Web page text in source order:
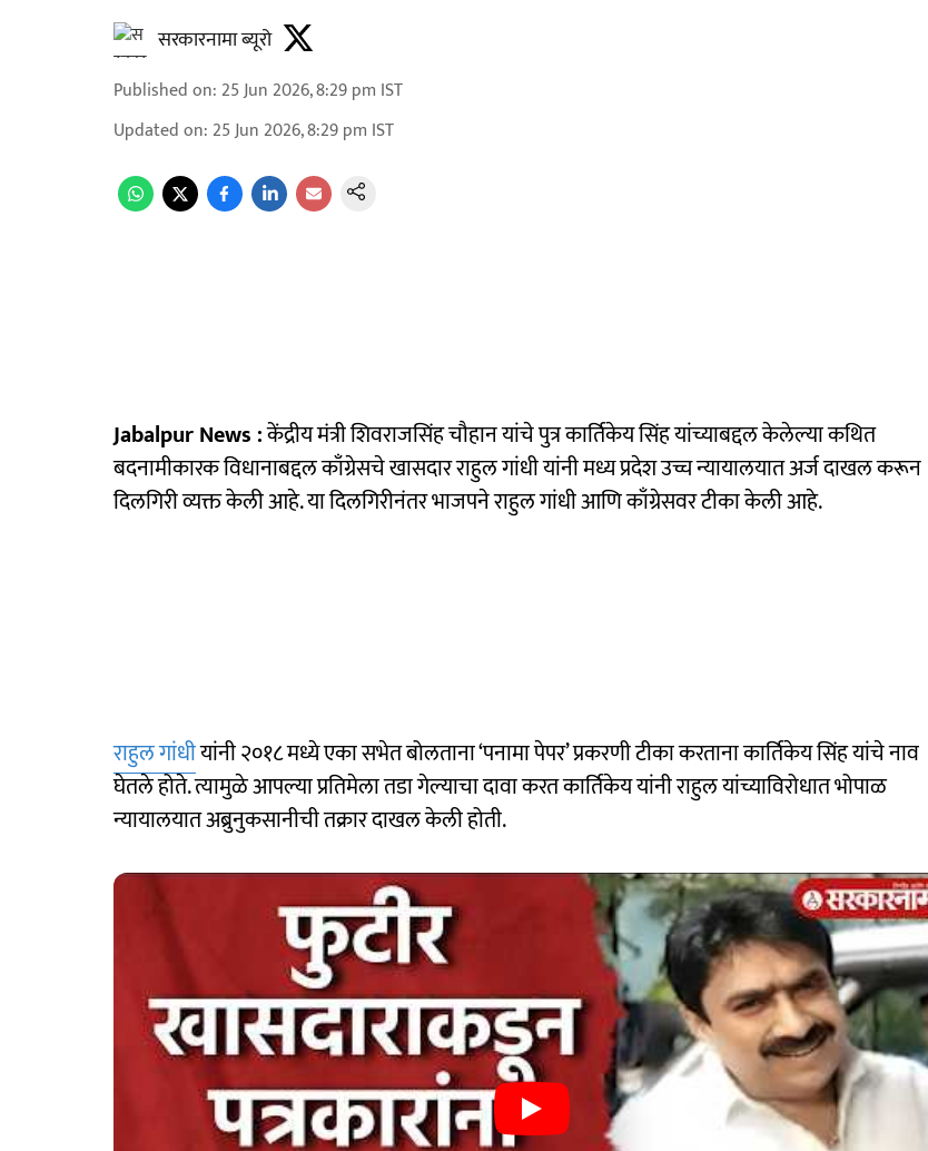
सरकारनामा ब्यूरो
Published on: 25 Jun 2026, 8:29 pm IST
Updated on: 25 Jun 2026, 8:29 pm IST
Jabalpur News :केंद्रीय मंत्री शिवराजसिंह चौहान यांचे पुत्र कार्तिकेय सिंह यांच्याबद्दल केलेल्या कथित
बदनामीकारक विधानाबद्दल काँग्रेसचे खासदार राहुल गांधी यांनी मध्य प्रदेश उच्च न्यायालयात अर्ज दाखल करून
दिलगिरी व्यक्त केली आहे. या दिलगिरीनंतर भाजपने राहुल गांधी आणि काँग्रेसवर टीका केली आहे.
राहुल गांधीयांनी २०१८ मध्ये एका सभेत बोलताना ‘पनामा पेपर’ प्रकरणी टीका करताना कार्तिकेय सिंह यांचे नाव
घेतले होते. त्यामुळे आपल्या प्रतिमेला तडा गेल्याचा दावा करत कार्तिकेय यांनी राहुल यांच्याविरोधात भोपाळ
न्यायालयात अब्रुनुकसानीची तक्रार दाखल केली होती.